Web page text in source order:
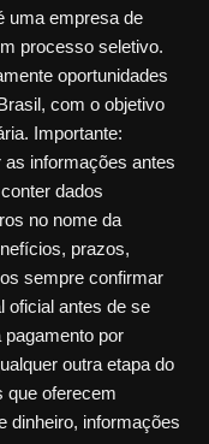
uma empresa de
processo seletivo.
oportunidades
com o objetivo
Importante:
informações antes
dados
no nome da
prazos,
sempre confirmar
oficial antes de se
por
outra etapa do
que oferecem
dinheiro, informações